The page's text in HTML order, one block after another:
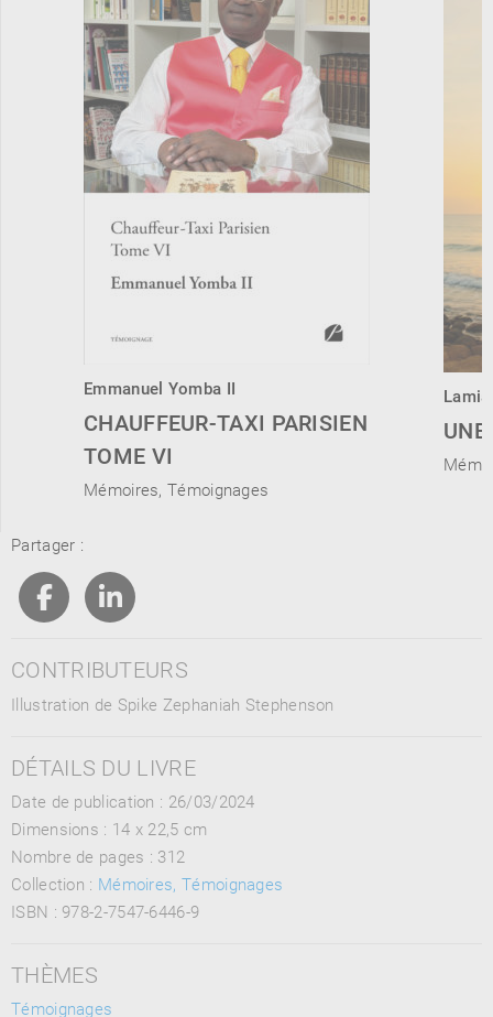
Emmanuel Yomba II
CHAUFFEUR-TAXI PARISIEN
TOME VI
Mémoires, Témoignages
Partager :
CONTRIBUTEURS
Illustration de Spike Zephaniah Stephenson
DÉTAILS DU LIVRE
Date de publication : 26/03/2024
Dimensions : 14 x 22,5 cm
Nombre de pages : 312
Collection : Mémoires, Témoignages
ISBN : 978-2-7547-6446-9
THÈMES
Témoignages